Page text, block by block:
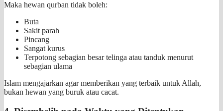
Maka hewan qurban tidak boleh:
Buta
Sakit parah
Pincang
Sangat kurus
Terpotong sebagian besar telinga atau tanduk menurut
sebagian ulama
Islam mengajarkan agar memberikan yang terbaik untuk Allah,
bukan hewan yang buruk atau cacat.